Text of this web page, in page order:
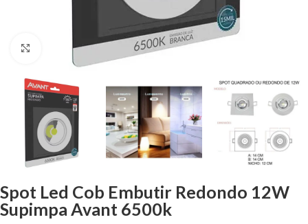
Clique para ampliar
Spot Led Cob Embutir Redondo 12W
Supimpa Avant 6500k